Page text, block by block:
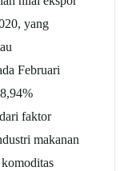
yang
Februari
faktor
makanan